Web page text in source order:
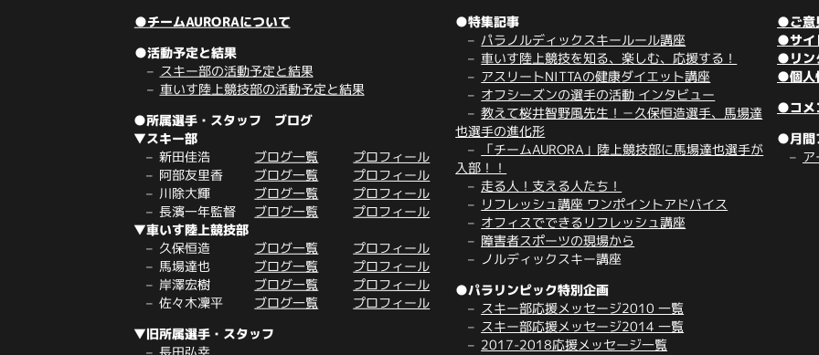
●チームAURORAについて
●活動予定と結果
スキー部の活動予定と結果
車いす陸上競技部の活動予定と結果
●所属選手・スタッフ ブログ
▼スキー部
新田佳浩 ブログ一覧 プロフィール
阿部友里香 ブログ一覧 プロフィール
川除大輝 ブログ一覧
プロフィール
長濱一年監督
ブログ一覧 プロフィール
▼車いす陸上競技部
久保恒造 ブログ一覧 プロフィール
馬場達也 ブログ一覧 プロフィール
岸澤宏樹 ブログ一覧 プロフィール
佐々木凜平 ブログ一覧 プロフィール
▼旧所属選手・スタッフ
●特集記事
パラノルディックスキールール講座
車いす陸上競技を知る、楽しむ、応援する！
アスリートNITTAの健康ダイエット講座
オフシーズンの選手の活動 インタビュー
教えて桜井智野風先生！－久保恒造選手、馬場達
也選手の進化形
「チームAURORA」陸上競技部に馬場達也選手が
入部！！
走る人！支える人たち！
リフレッシュ講座 ワンポイントアドバイス
オフィスでできるリフレッシュ講座
障害者スポーツの現場から
ノルディックスキー講座
●パラリンピック特別企画
スキー部応援メッセージ2010 一覧
スキー部応援メッセージ2014 一覧
2017-2018応援メッセージ一覧
●ご意
●サイ
●リン
●個人
●コメ
●月間